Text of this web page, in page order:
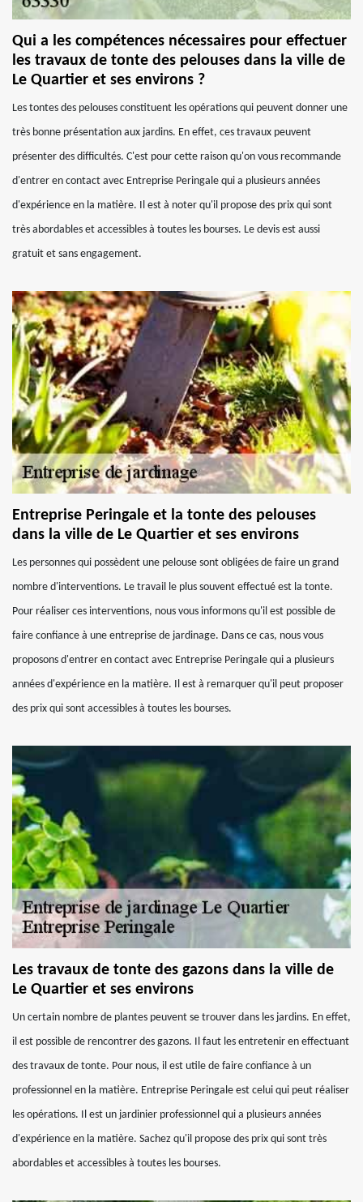
Qui a les compétences nécessaires pour effectuer
les travaux de tonte des pelouses dans la ville de
Le Quartier et ses environs ?
Les tontes des pelouses constituent les opérations qui peuvent donner une
très bonne présentation aux jardins. En effet, ces travaux peuvent
présenter des difficultés. C'est pour cette raison qu'on vous recommande
d'entrer en contact avec Entreprise Peringale qui a plusieurs années
d'expérience en la matière. Il est à noter qu'il propose des prix qui sont
très abordables et accessibles à toutes les bourses. Le devis est aussi
gratuit et sans engagement.
Entreprise Peringale et la tonte des pelouses
dans la ville de Le Quartier et ses environs
Les personnes qui possèdent une pelouse sont obligées de faire un grand
nombre d'interventions. Le travail le plus souvent effectué est la tonte.
Pour réaliser ces interventions, nous vous informons qu'il est possible de
faire confiance à une entreprise de jardinage. Dans ce cas, nous vous
proposons d'entrer en contact avec Entreprise Peringale qui a plusieurs
années d'expérience en la matière. Il est à remarquer qu'il peut proposer
des prix qui sont accessibles à toutes les bourses.
Les travaux de tonte des gazons dans la ville de
Le Quartier et ses environs
Un certain nombre de plantes peuvent se trouver dans les jardins. En effet,
il est possible de rencontrer des gazons. Il faut les entretenir en effectuant
des travaux de tonte. Pour nous, il est utile de faire confiance à un
professionnel en la matière. Entreprise Peringale est celui qui peut réaliser
les opérations. Il est un jardinier professionnel qui a plusieurs années
d'expérience en la matière. Sachez qu'il propose des prix qui sont très
abordables et accessibles à toutes les bourses.